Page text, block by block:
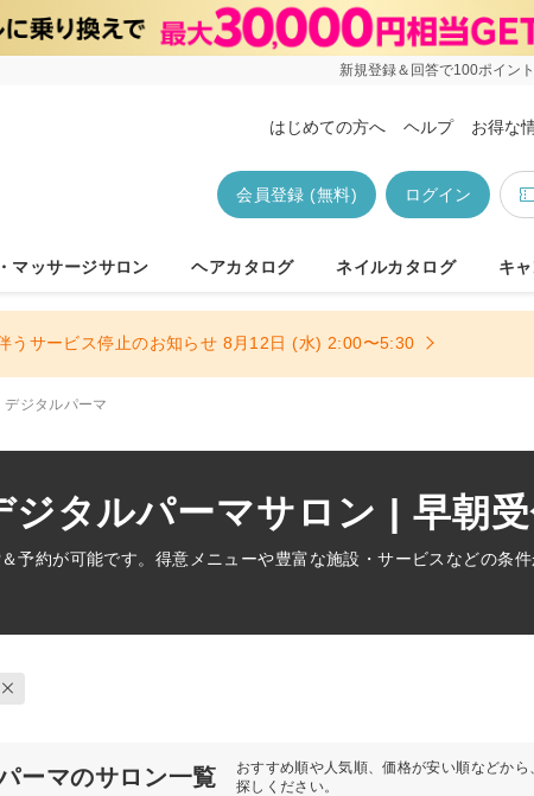
新規登録＆回答で100ポイン
はじめての方へ ヘルプ お得な
ログイン
会員登録 (無料)
マッサージサロン ヘアカタログ ネイルカタログ キ
うサービス停止のお知らせ 8月12日 (水) 2:00〜5:30
デジタルパーマ
タルパーマサロン | 早朝
予約が可能です。得意メニューや豊富な施設・サービスなどの条
ーマのサロン一覧
おすすめ順や人気順、価格が安い順などか
探しください。